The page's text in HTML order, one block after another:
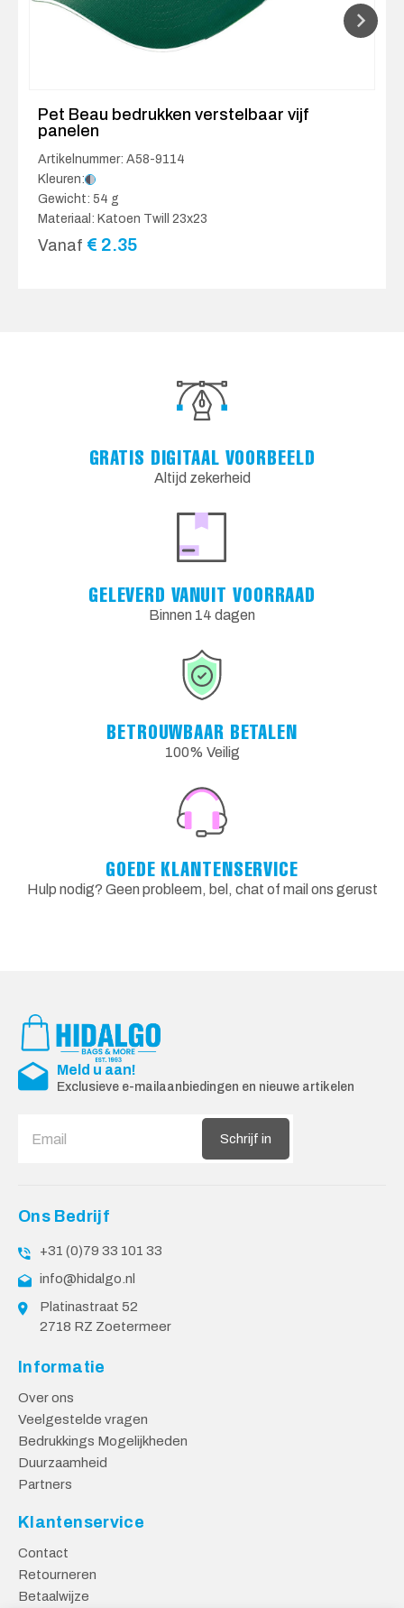
Pet Beau bedrukken verstelbaar vijf
panelen
Artikelnummer: A58-9114
Kleuren:
Gewicht: 54 g
Materiaal: Katoen Twill 23x23
Vanaf € 2.35
GRATIS DIGITAAL VOORBEELD
Altijd zekerheid
GELEVERD VANUIT VOORRAAD
Binnen 14 dagen
BETROUWBAAR BETALEN
100% Veilig
GOEDE KLANTENSERVICE
Hulp nodig? Geen probleem, bel, chat of mail ons gerust
Meld u aan!
Exclusieve e-mailaanbiedingen en nieuwe artikelen
Schrijf in
Ons Bedrijf
+31 (0)79 33 101 33
info@hidalgo.nl
Platinastraat 52
2718 RZ Zoetermeer
Informatie
Over ons
Veelgestelde vragen
Bedrukkings Mogelijkheden
Duurzaamheid
Partners
Klantenservice
Contact
Retourneren
Betaalwijze